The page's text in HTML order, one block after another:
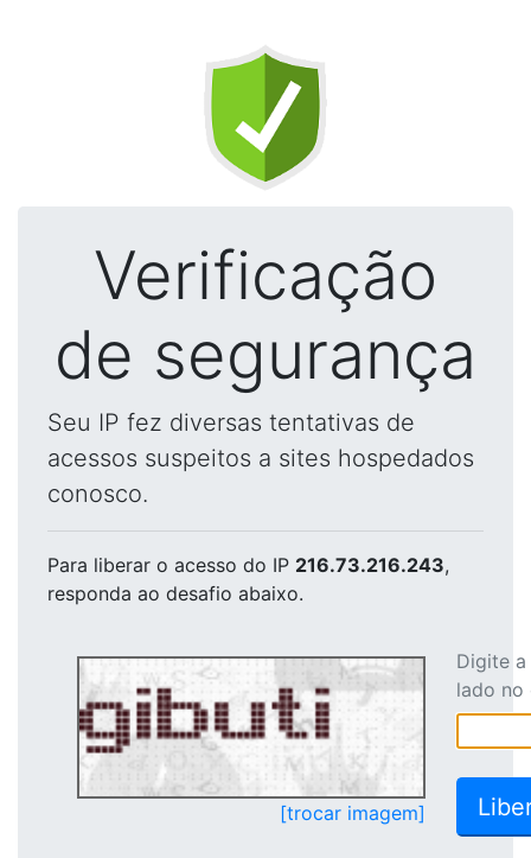
Verificação
de segurança
Seu IP fez diversas tentativas de
acessos suspeitos a sites hospedados
conosco.
Para liberar o acesso do IP 216.73.216.243,
responda ao desafio abaixo.
[trocar imagem]
Digite
lado no